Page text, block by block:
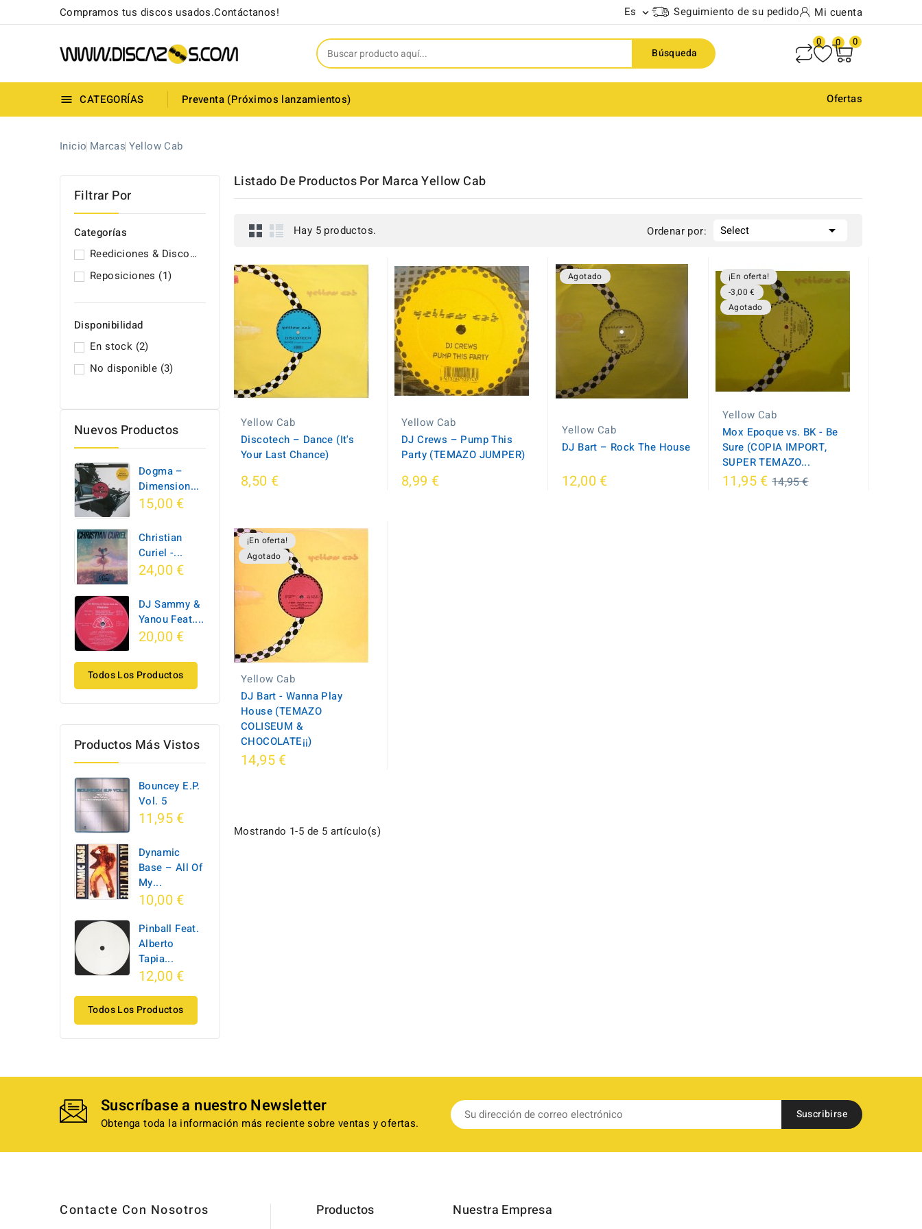
Compramos tus discos usados.Contáctanos! Es  Seguimiento de su pedido Mi cuenta
Búsqueda
0 0 0
 CATEGORÍAS Preventa (Próximos lanzamientos) Ofertas
Inicio Marcas Yellow Cab
Filtrar Por
Categorías
Reediciones & Discos Originales (UNIDADES NUEVAS)
Reposiciones (1)
Disponibilidad
En stock (2)
No disponible (3)
Nuevos Productos
Dogma –
Dimension...
15,00 €
Christian
Curiel -...
24,00 €
DJ Sammy &
Yanou Feat....
20,00 €
Todos Los Productos
Productos Más Vistos
Bouncey E.P.
Vol. 5
11,95 €
Dynamic
Base ‎– All Of
My...
10,00 €
Pinball Feat.
Alberto
Tapia...
12,00 €
Todos Los Productos
Listado De Productos Por Marca Yellow Cab
Hay 5 productos. Ordenar por: Select 
Yellow Cab
Discotech ‎– Dance (It's
Your Last Chance)
8,50 €
Yellow Cab
DJ Crews ‎– Pump This
Party (TEMAZO JUMPER)
8,99 €
Agotado
Yellow Cab
DJ Bart – Rock The House
12,00 €
¡En oferta!
-3,00 €
Agotado
Yellow Cab
Mox Epoque vs. BK - Be
Sure (COPIA IMPORT,
SUPER TEMAZO...
11,95 € Regular
14,95 €
¡En oferta!
Agotado
Yellow Cab
DJ Bart - Wanna Play
House (TEMAZO
COLISEUM &
CHOCOLATE¡¡)
14,95 €
Mostrando 1-5 de 5 artículo(s)
Suscríbase a nuestro Newsletter
Obtenga toda la información más reciente sobre ventas y ofertas.
Contacte Con Nosotros Productos Nuestra Empresa